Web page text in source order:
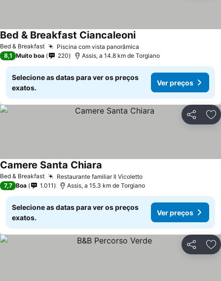
Bed & Breakfast Piscina com vista panorâmica
Bed & Breakfast Ciancaleoni
8,1 Muito boa 220 Assis, a 14.8 km de Torgiano
Selecione as datas para ver os preços
exatos.
Ver preços
Partilhar
Bed & Breakfast Restaurante familiar Il Vicoletto
Camere Santa Chiara
7,7 Boa 1.011 Assis, a 15.3 km de Torgiano
Selecione as datas para ver os preços
exatos.
Ver preços
Partilhar